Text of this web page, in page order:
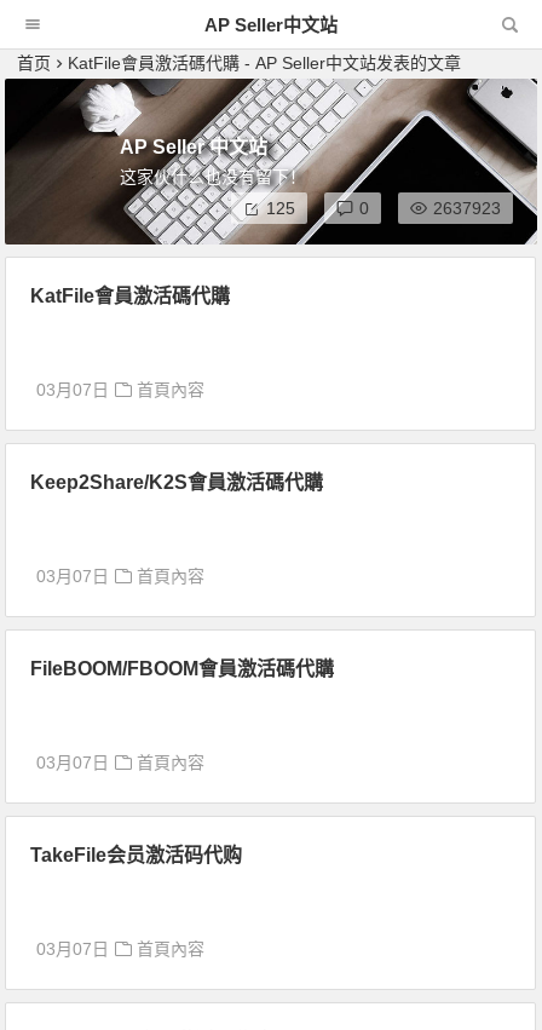
AP Seller中文站
首页 KatFile會員激活碼代購 - AP Seller中文站发表的文章
AP Seller 中文站
这家伙什么也没有留下！
125
0 2637923
KatFile會員激活碼代購
03月07日 首頁內容
Keep2Share/K2S會員激活碼代購
03月07日 首頁內容
FileBOOM/FBOOM會員激活碼代購
03月07日 首頁內容
TakeFile会员激活码代购
03月07日 首頁內容